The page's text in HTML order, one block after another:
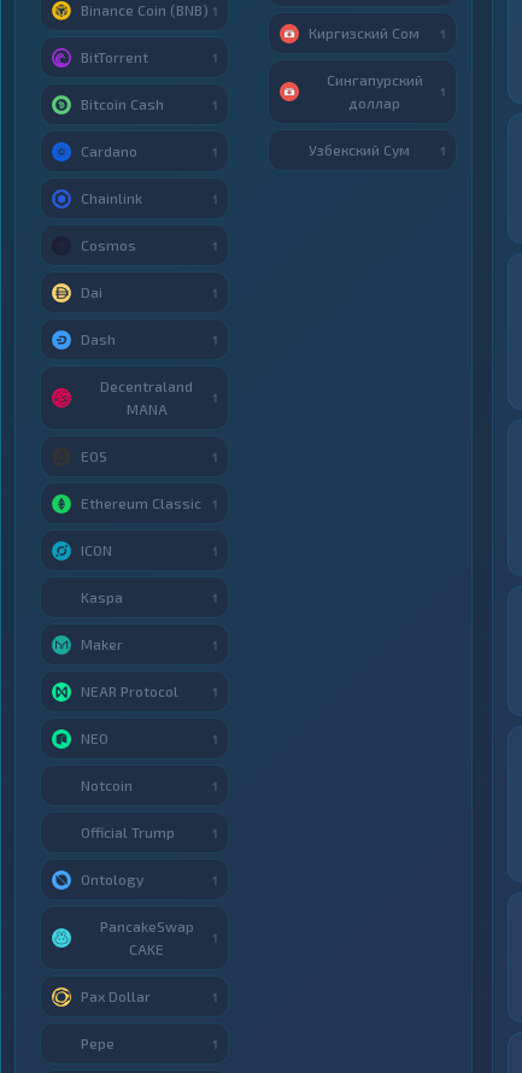
Binance Coin (BNB) 1
BitTorrent 1
Bitcoin Cash 1
Cardano 1
Chainlink 1
Cosmos 1
Dai 1
Dash 1
Decentraland
MANA
1
EOS 1
Ethereum Classic 1
ICON 1
Kaspa 1
Maker 1
NEAR Protocol 1
NEO 1
Notcoin 1
Official Trump 1
Ontology 1
PancakeSwap
CAKE
1
Pax Dollar 1
Pepe 1
Киргизский Сом 1
Сингапурский
доллар
1
Узбекский Сум 1